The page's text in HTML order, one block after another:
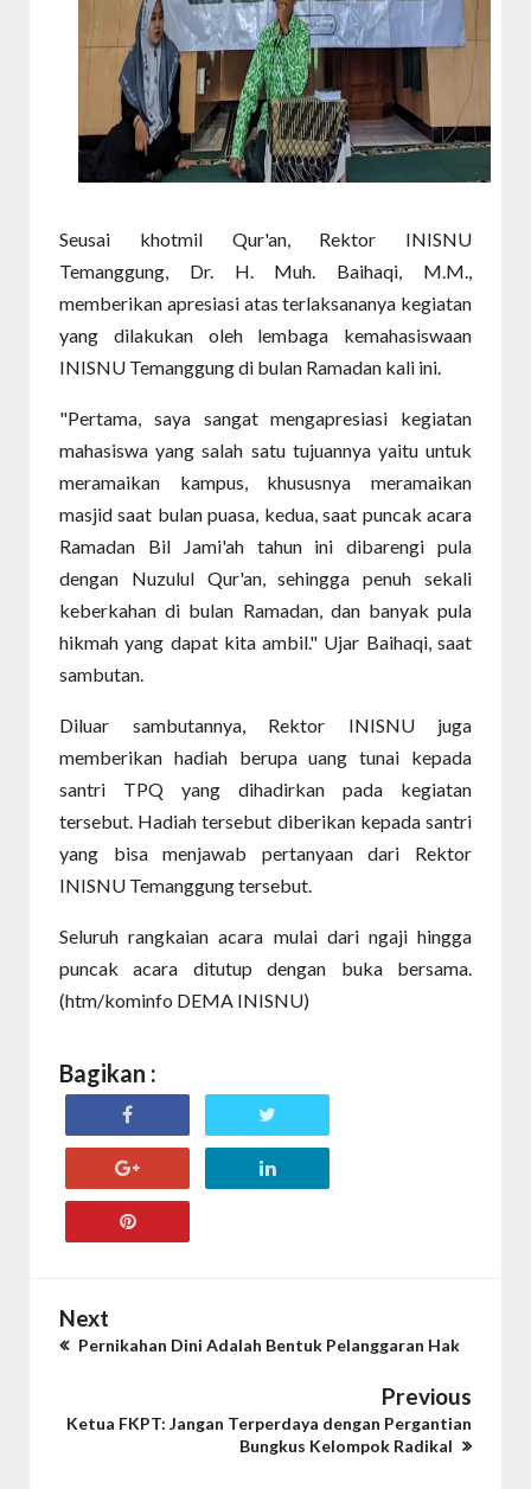
Seusai khotmil Qur'an, Rektor INISNU
Temanggung, Dr. H. Muh. Baihaqi, M.M.,
memberikan apresiasi atas terlaksananya kegiatan
yang dilakukan oleh lembaga kemahasiswaan
INISNU Temanggung di bulan Ramadan kali ini.
"Pertama, saya sangat mengapresiasi kegiatan
mahasiswa yang salah satu tujuannya yaitu untuk
meramaikan kampus, khususnya meramaikan
masjid saat bulan puasa, kedua, saat puncak acara
Ramadan Bil Jami'ah tahun ini dibarengi pula
dengan Nuzulul Qur'an, sehingga penuh sekali
keberkahan di bulan Ramadan, dan banyak pula
hikmah yang dapat kita ambil." Ujar Baihaqi, saat
sambutan.
Diluar sambutannya, Rektor INISNU juga
memberikan hadiah berupa uang tunai kepada
santri TPQ yang dihadirkan pada kegiatan
tersebut. Hadiah tersebut diberikan kepada santri
yang bisa menjawab pertanyaan dari Rektor
INISNU Temanggung tersebut.
Seluruh rangkaian acara mulai dari ngaji hingga
puncak acara ditutup dengan buka bersama.
(htm/kominfo DEMA INISNU)
Bagikan :
Next
Pernikahan Dini Adalah Bentuk Pelanggaran Hak
Previous
Ketua FKPT: Jangan Terperdaya dengan Pergantian
Bungkus Kelompok Radikal